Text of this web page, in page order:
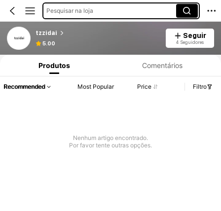
Pesquisar na loja
tzzidai
5.00
Seguir
4 Seguidores
Produtos Comentários
Recommended Most Popular Price Filtro
Nenhum artigo encontrado.
Por favor tente outras opções.